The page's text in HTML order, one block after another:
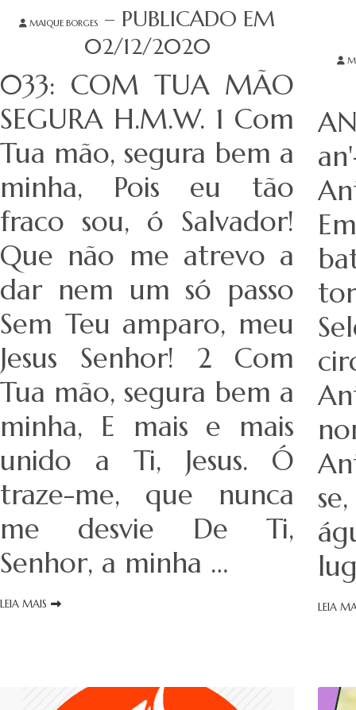
MAIQUE BORGES
– PUBLICADO EM
02/12/2020
033: COM TUA MÃO
SEGURA H.M.W. 1 Com
Tua mão, segura bem a
minha, Pois eu tão
fraco sou, ó Salvador!
Que não me atrevo a
dar nem um só passo
Sem Teu amparo, meu
Jesus Senhor! 2 Com
Tua mão, segura bem a
minha, E mais e mais
unido a Ti, Jesus. Ó
traze-me, que nunca
me desvie De Ti,
Senhor, a minha …
LEIA MAIS LEIA